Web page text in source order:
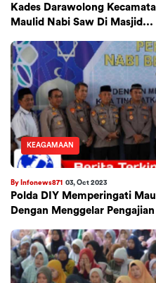
Kades Darawolong
Maulid Nabi Saw Di Masjid...
KEAGAMAAN
By Infonews871 03, Oct 2023
Polda DIY Memperingati
Dengan Menggelar Pengajian